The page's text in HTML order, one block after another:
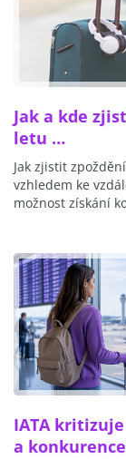
Jak a kde
letu …
Jak zjistit
vzhledem ke
možnost získání
IATA
a